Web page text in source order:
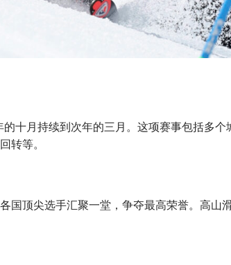
十月持续到次年的三月。这项赛事包括多个
转等。
国顶尖选手汇聚一堂，争夺最高荣誉。高山